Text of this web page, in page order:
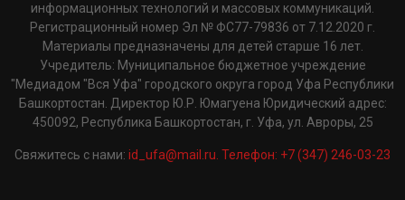
информационных технологий и массовых коммуникаций.
Регистрационный номер Эл № ФС77-79836 от 7.12.2020 г.
Материалы предназначены для детей старше 16 лет.
Учредитель: Муниципальное бюджетное учреждение
"Медиадом "Вся Уфа" городского округа город Уфа Республики
Башкортостан. Директор Ю.Р. Юмагуена Юридический адрес:
450092, Республика Башкортостан, г. Уфа, ул. Авроры, 25
Свяжитесь с нами: id_ufa@mail.ru. Телефон: +7 (347) 246-03-23